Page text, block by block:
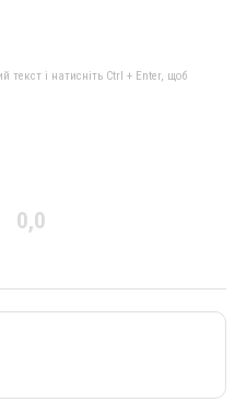
текст і натисніть Ctrl + Enter, щоб
0,0